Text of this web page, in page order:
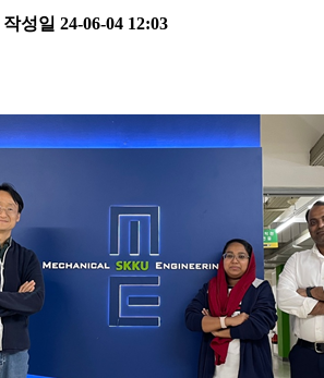
작성일 24-06-04 12:03